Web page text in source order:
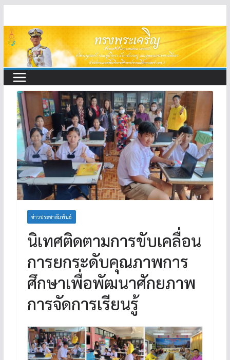
to
content
ข่าวประชาสัมพันธ์
นิเทศติดตามการขับเคลื่อน
การยกระดับคุณภาพการ
ศึกษาเพื่อพัฒนาศักยภาพ
การจัดการเรียนรู้